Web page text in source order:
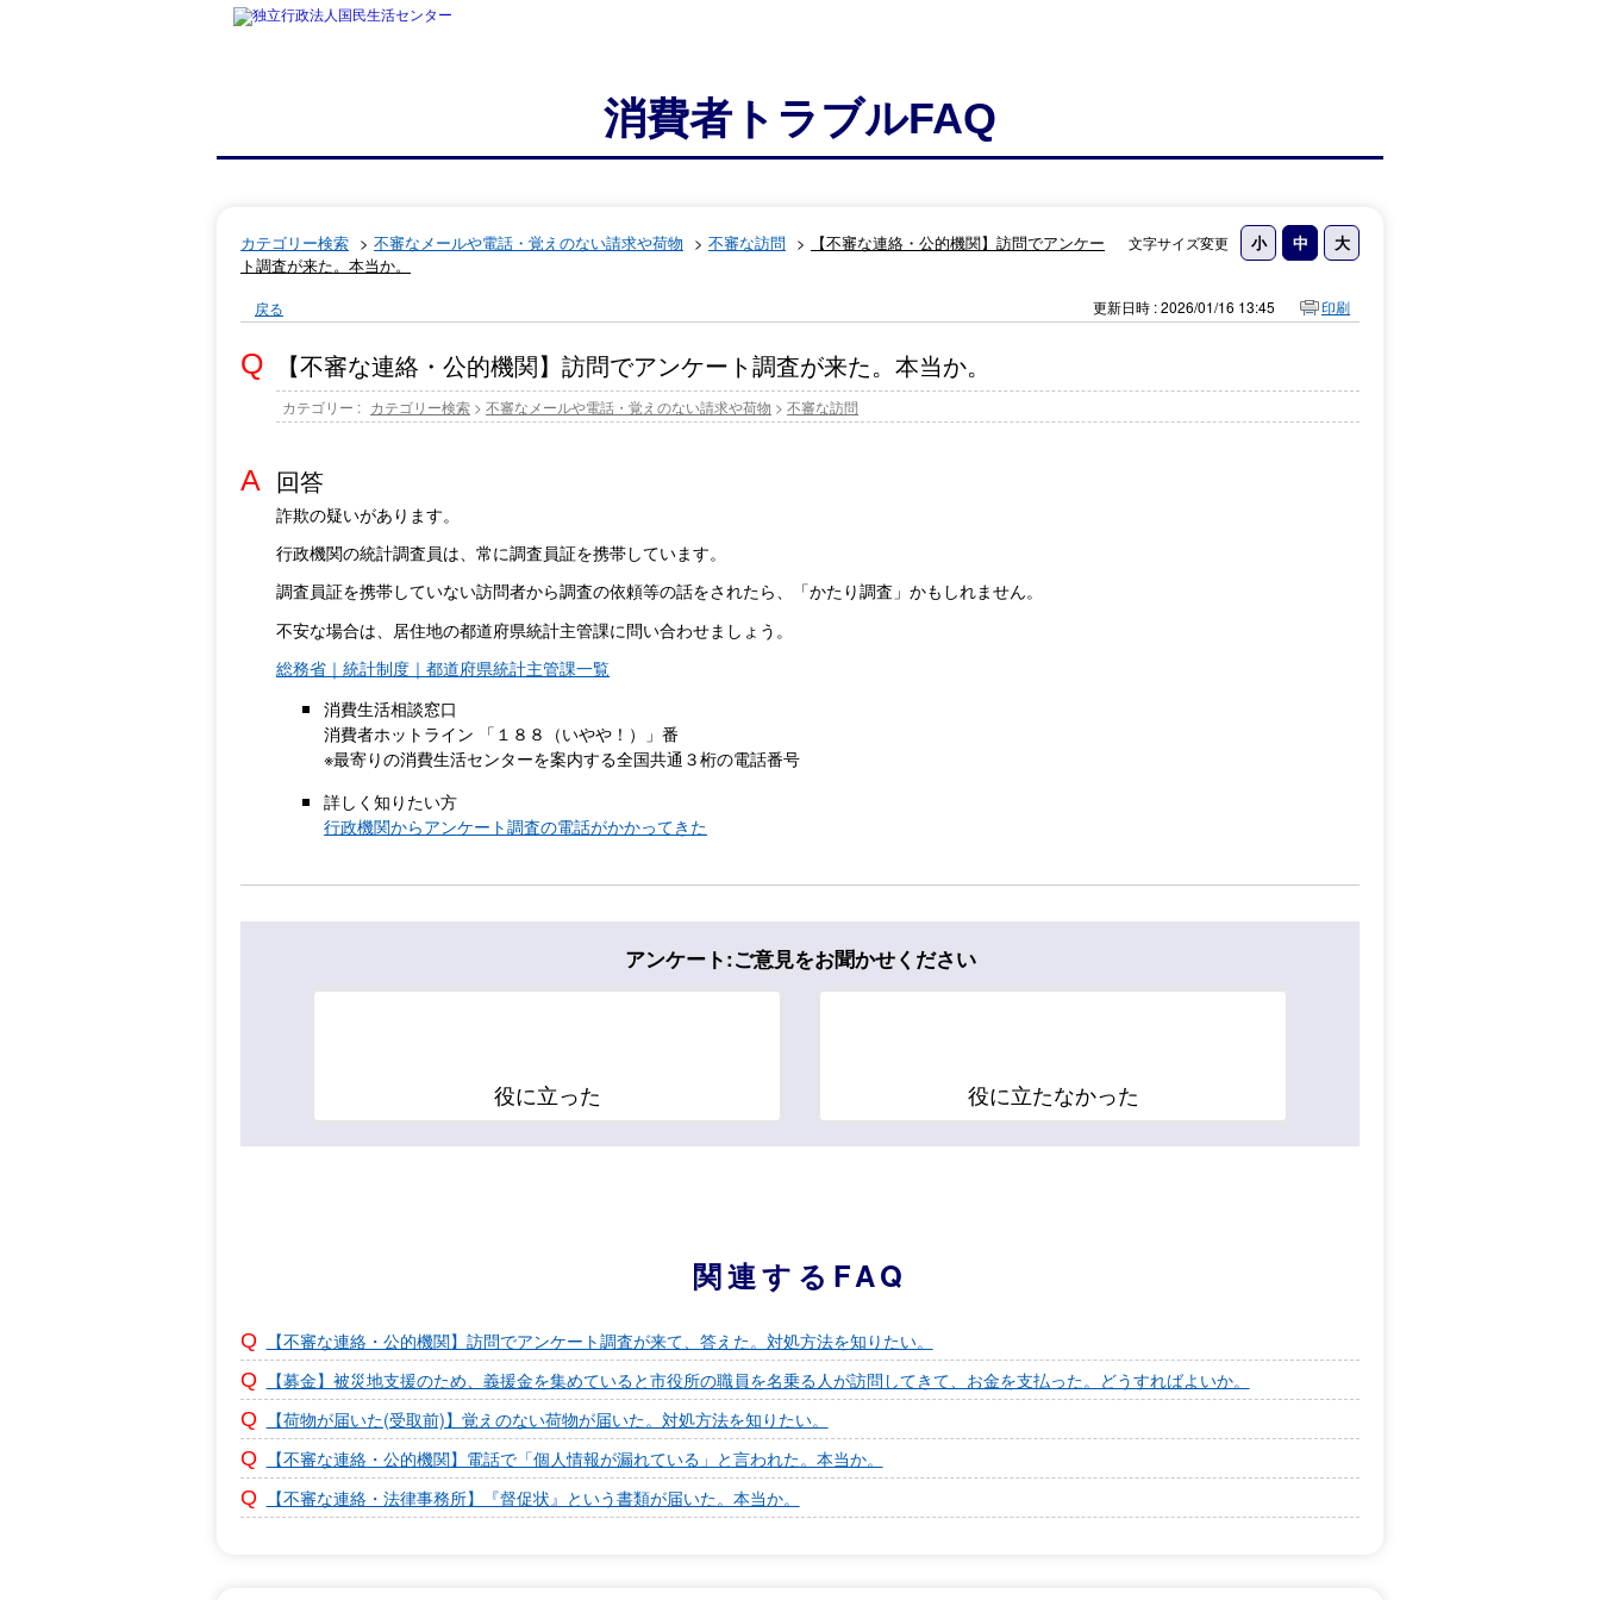
消費者トラブルFAQ
文字サイズ変更
カテゴリー検索 > 不審なメールや電話・覚えのない請求や荷物 > 不審な訪問 >
【不審な連絡・公的機関】訪問でアンケー
ト調査が来た。本当か。
戻る 更新日時 : 2026/01/16 13:45 印刷
【不審な連絡・公的機関】訪問でアンケート調査が来た。本当か。
カテゴリー : カテゴリー検索 >不審なメールや電話・覚えのない請求や荷物 >不審な訪問
回答
詐欺の疑いがあります。
行政機関の統計調査員は、常に調査員証を携帯しています。
調査員証を携帯していない訪問者から調査の依頼等の話をされたら、「かたり調査」かもしれません。
不安な場合は、居住地の都道府県統計主管課に問い合わせましょう。
総務省｜統計制度｜都道府県統計主管課一覧
消費生活相談窓口
消費者ホットライン 「１８８（いやや！）」番
※最寄りの消費生活センターを案内する全国共通３桁の電話番号
詳しく知りたい方
行政機関からアンケート調査の電話がかかってきた
アンケート:ご意見をお聞かせください
役に立った 役に立たなかった
関連するFAQ
【不審な連絡・公的機関】訪問でアンケート調査が来て、答えた。対処方法を知りたい。
【募金】被災地支援のため、義援金を集めていると市役所の職員を名乗る人が訪問してきて、お金を支払った。どうすればよいか。
【荷物が届いた(受取前)】覚えのない荷物が届いた。対処方法を知りたい。
【不審な連絡・公的機関】電話で「個人情報が漏れている」と言われた。本当か。
【不審な連絡・法律事務所】『督促状』という書類が届いた。本当か。